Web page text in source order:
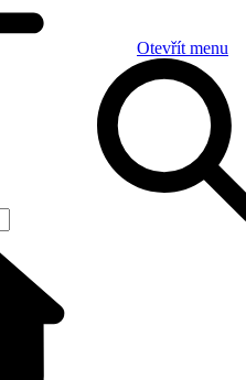
Otevřít menu